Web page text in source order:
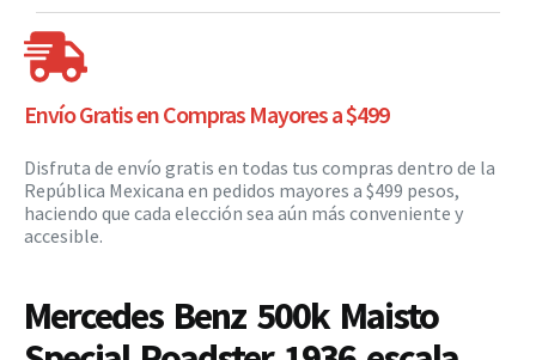
Envío Gratis en Compras Mayores a $499
Disfruta de envío gratis en todas tus compras dentro de la
República Mexicana en pedidos mayores a $499 pesos,
haciendo que cada elección sea aún más conveniente y
accesible.
Mercedes Benz 500k Maisto